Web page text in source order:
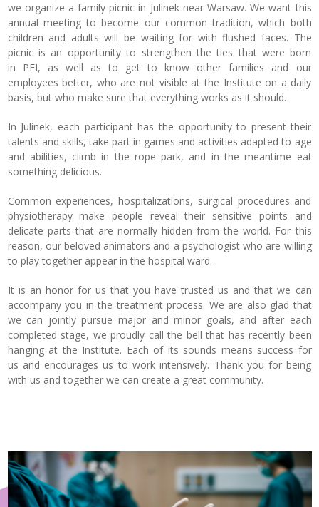
we organize a family picnic in Julinek near Warsaw. We want this
annual meeting to become our common tradition, which both
children and adults will be waiting for with flushed faces. The
picnic is an opportunity to strengthen the ties that were born
in PEI, as well as to get to know other families and our
employees better, who are not visible at the Institute on a daily
basis, but who make sure that everything works as it should.
In Julinek, each participant has the opportunity to present their
talents and skills, take part in games and activities adapted to age
and abilities, climb in the rope park, and in the meantime eat
something delicious.
Common experiences, hospitalizations, surgical procedures and
physiotherapy make people reveal their sensitive points and
delicate parts that are normally hidden from the world. For this
reason, our beloved animators and a psychologist who are willing
to play together appear in the hospital ward.
It is an honor for us that you have trusted us and that we can
accompany you in the treatment process. We are also glad that
we can jointly pursue major and minor goals, and after each
completed stage, we proudly call the bell that has recently been
hanging at the Institute. Each of its sounds means success for
us and encourages us to work intensively. Thank you for being
with us and together we can create a great community.